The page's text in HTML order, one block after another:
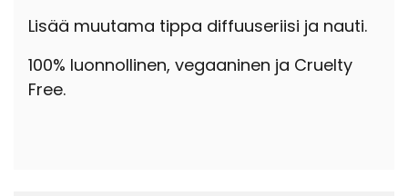
Lisää muutama tippa diffuuseriisi ja nauti.
100% luonnollinen, vegaaninen ja Cruelty
Free.